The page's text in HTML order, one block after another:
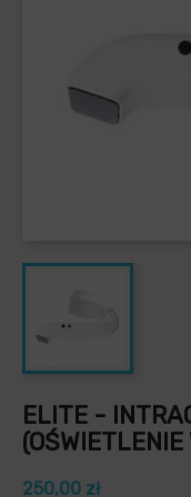
ELITE -
250,00 zł